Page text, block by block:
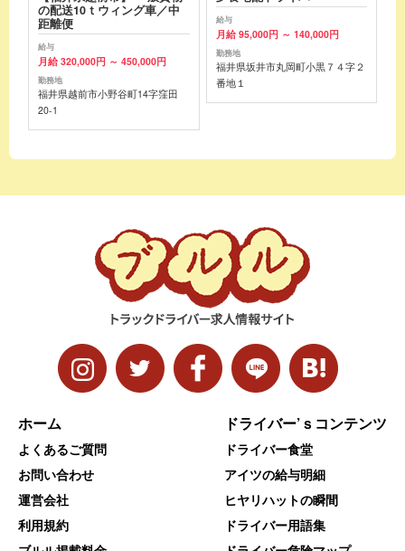
の配送10ｔウィング車／中
距離便
給与
月給 320,000円 ～ 450,000円
勤務地
福井県越前市小野谷町14字窪田
20-1
給与
月給 95,000円 ～ 140,000円
勤務地
福井県坂井市丸岡町小黒７４字２
番地１
ホーム
よくあるご質問
お問い合わせ
運営会社
利用規約
ドライバー’ｓコンテンツ
ドライバー食堂
アイツの給与明細
ヒヤリハットの瞬間
ドライバー用語集